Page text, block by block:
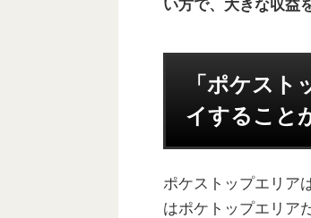
い方で、大きな収益
「ポケス
イすること
ポケストップエリア
はポケトップエリア